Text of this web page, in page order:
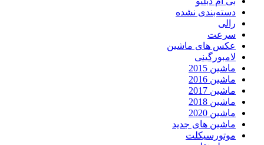
دسته‌بندی نشده
رالی
سرعت
عکس های ماشین
لامبورگینی
ماشین 2015
ماشین 2016
ماشین 2017
ماشین 2018
ماشین 2020
ماشین های جدید
موتورسیکلت